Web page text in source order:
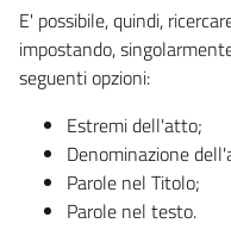
E' possibile, quindi,
impostando,
seguenti opzioni:
Estremi dell'atto;
Denominazione
Parole nel Titolo;
Parole nel testo.